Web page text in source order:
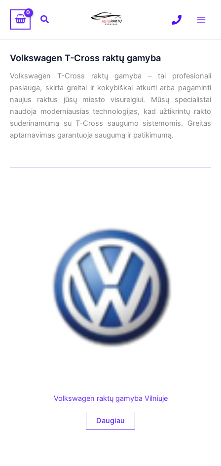
turinio
Paieška
Volkswagen T-Cross raktų gamyba
Volkswagen T-Cross raktų gamyba – tai profesionali
paslauga, skirta greitai ir kokybiškai atkurti arba pagaminti
naujus raktus jūsų miesto visureigiui. Mūsų specialistai
naudoja moderniausias technologijas, kad užtikrintų rakto
suderinamumą su T-Cross saugumo sistemomis. Greitas
aptarnavimas garantuoja saugumą ir patikimumą.
Volkswagen raktų gamyba Vilniuje
Daugiau